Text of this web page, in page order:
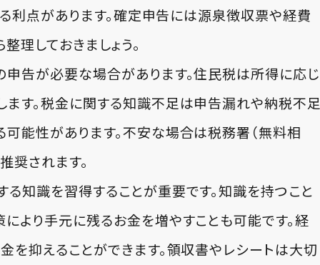
利点があります。確定申告には源泉徴収票や経費
理しておきましょう。
告が必要な場合があります。住民税は所得に応じ
す。税金に関する知識不足は申告漏れや納税不足
能性があります。不安な場合は税務署（無料相
奨されます。
知識を習得することが重要です。知識を持つこと
より手元に残るお金を増やすことも可能です。経
を抑えることができます。領収書やレシートは大切